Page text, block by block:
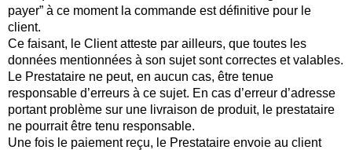
payer” à ce moment la commande est définitive pour le
client.
Ce faisant, le Client atteste par ailleurs, que toutes les
données mentionnées à son sujet sont correctes et valables.
Le Prestataire ne peut, en aucun cas, être tenue
responsable d’erreurs à ce sujet. En cas d’erreur d’adresse
portant problème sur une livraison de produit, le prestataire
ne pourrait être tenu responsable.
Une fois le paiement reçu, le Prestataire envoie au client